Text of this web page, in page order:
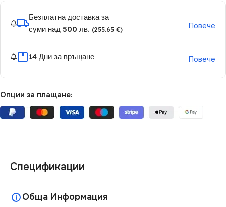
Безплатна доставка за
суми над 500 лв. (255.65 €) Повече
14 Дни за връщане Повече
Опции за плащане:
Спецификации
Обща Информация